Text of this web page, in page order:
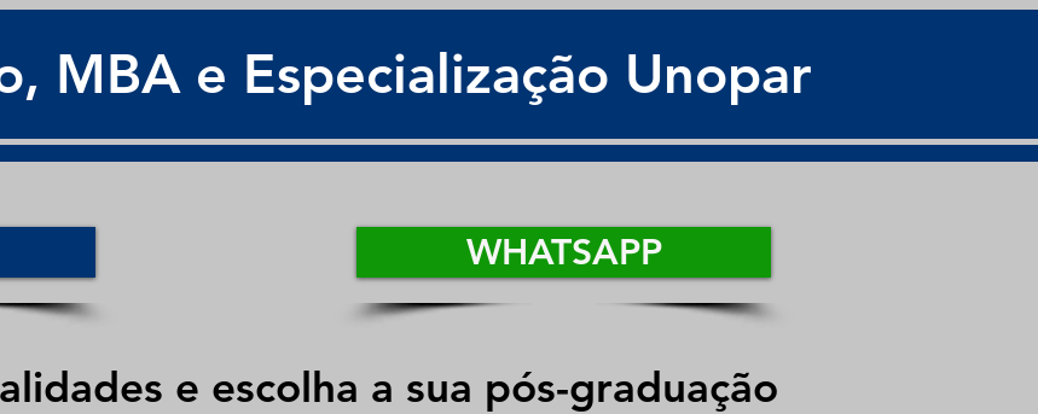
MBA e Especialização Unopar
WHATSAPP
e escolha a sua pós-graduação